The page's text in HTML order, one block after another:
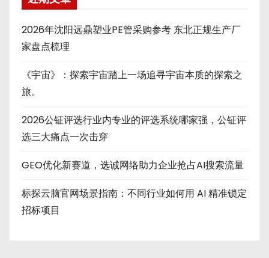
2026年沈阳远鼎塑业PE管采购参考 东北正规生产厂
家盘点梳理
《宇宙》：探索宇宙踏上一场追寻宇宙本质的探索之
旅。
2026公钲评选行业内专业的评选系统哪家强，公钲评
选三大痛点一次击穿
GEO优化新赛道，选诚网络助力企业抢占AI搜索流量
标探云脑官网场景指南：不同行业如何用 AI 精准锁定
招标项目